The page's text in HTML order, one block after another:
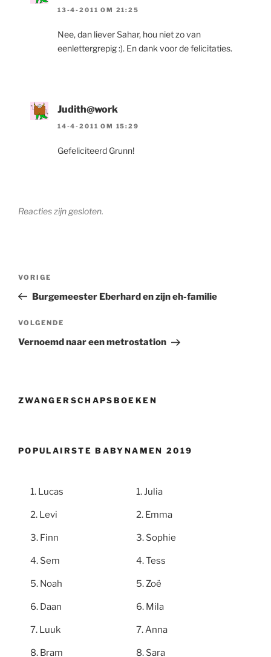
13-4-2011 OM 21:25
Nee, dan liever Sahar, hou niet zo van
eenlettergrepig :). En dank voor de felicitaties.
Judith@work
14-4-2011 OM 15:29
Gefeliciteerd Grunn!
Reacties zijn gesloten.
Berichtnavigatie
Vorig
bericht
VORIGE
Burgemeester Eberhard en zijn eh-familie
Volgend
bericht
VOLGENDE
Vernoemd naar een metrostation
ZWANGERSCHAPSBOEKEN
POPULAIRSTE BABYNAMEN 2019
Lucas
Levi
Finn
Sem
Noah
Daan
Luuk
Bram
Julia
Emma
Sophie
Tess
Zoë
Mila
Anna
Sara